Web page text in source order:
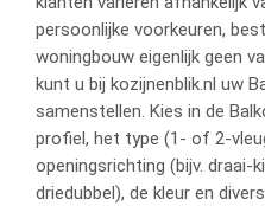
persoonlijke voorkeuren,
woningbouw eigenlijk geen
kunt u bij kozijnenblik.nl uw
samenstellen. Kies in de
profiel, het type (1- of 2-
openingsrichting (bijv. draai-
driedubbel), de kleur en